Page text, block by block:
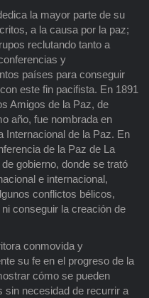
la mayor parte de su
a la causa por la paz;
reclutando tanto a
y
países para conseguir
este fin pacifista. En 1891
Amigos de la Paz, de
año, fue nombrada en
Internacional de la Paz. En
de la Paz de La
gobierno, donde se trató
e internacional,
conflictos bélicos,
conseguir la creación de
conmovida y
su fe en el progreso de la
cómo se pueden
sin necesidad de recurrir a